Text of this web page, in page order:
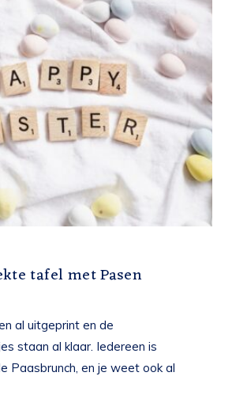
tafel met Pasen
al uitgeprint en de
staan al klaar. Iedereen is
Paasbrunch, en je weet ook al